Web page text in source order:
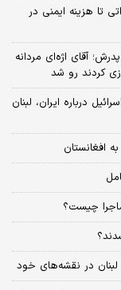
تا هزینه ایمنی در
آقای اژه‌ای مردانه
کردند رو شد
بر اسرائیل درباره ایران، لبنان
افغانستان
چیست؟
لبنان در نقشه‌های خود